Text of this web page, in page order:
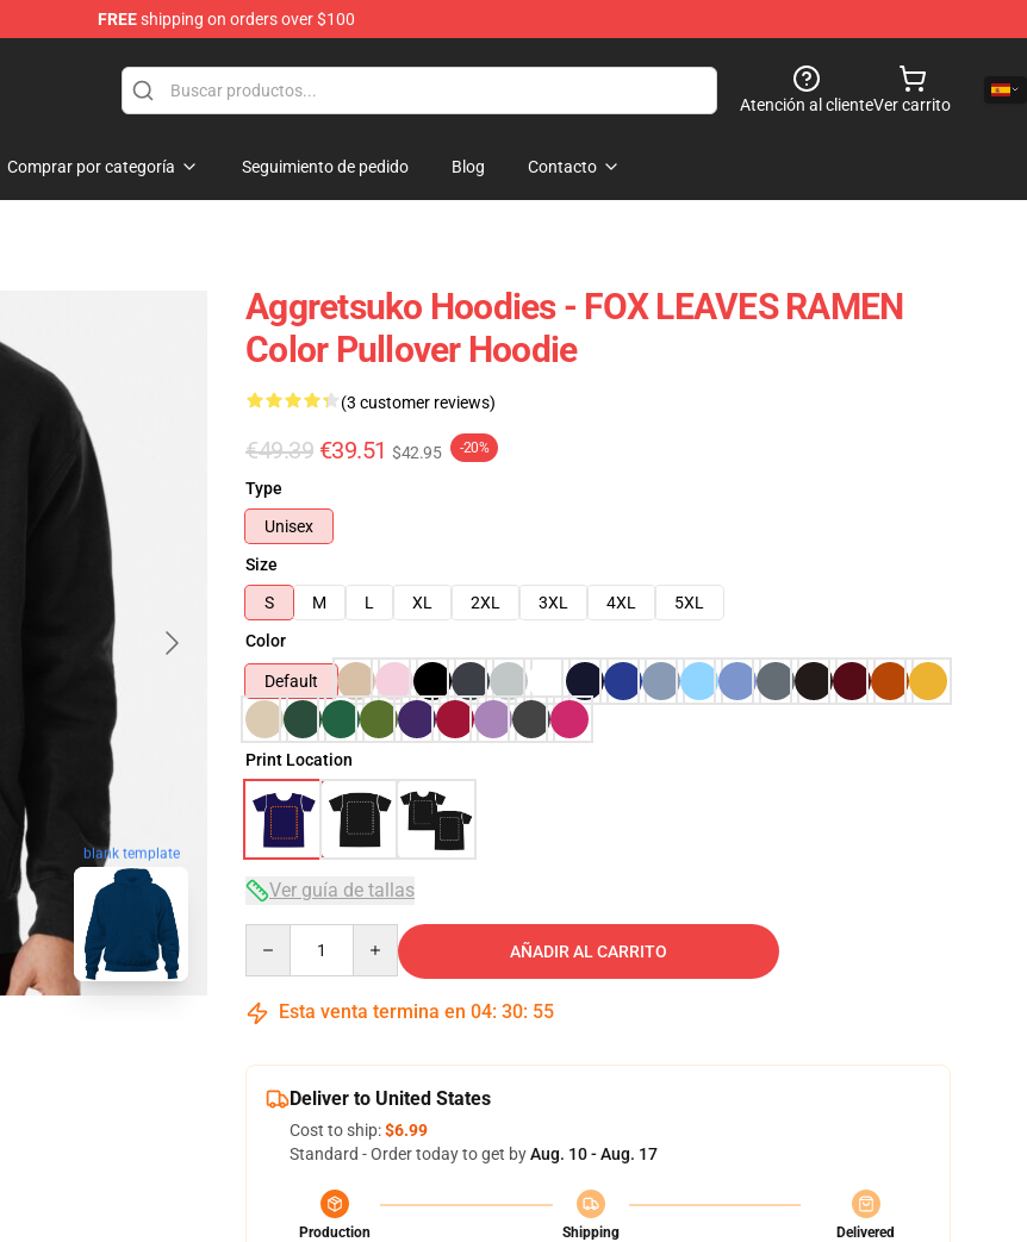
FREEshipping on orders over $100
Atención al clienteVer carrito
Comprar por categoría Seguimiento de pedido Blog Contacto
blank template
Aggretsuko Hoodies - FOX LEAVES RAMEN
Color Pullover Hoodie
(3 customer reviews)
€49.39 €39.51 $42.95 -20%
Type
Unisex
Size
S
M L XL 2XL 3XL 4XL
5XL
Color
Default
Print Location
Ver guía de tallas
AÑADIR AL CARRITO
Esta venta termina en 04: 30: 54
Deliver to United States
Cost to ship:$6.99
Standard - Order today to get byAug. 10 - Aug. 17
Production
Shipping
Delivered